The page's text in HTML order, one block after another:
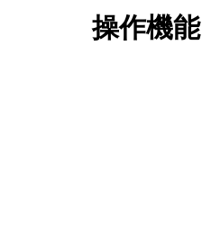
操作機能